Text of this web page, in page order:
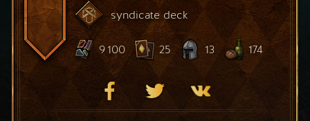
syndicate deck
9 100 25 13 174